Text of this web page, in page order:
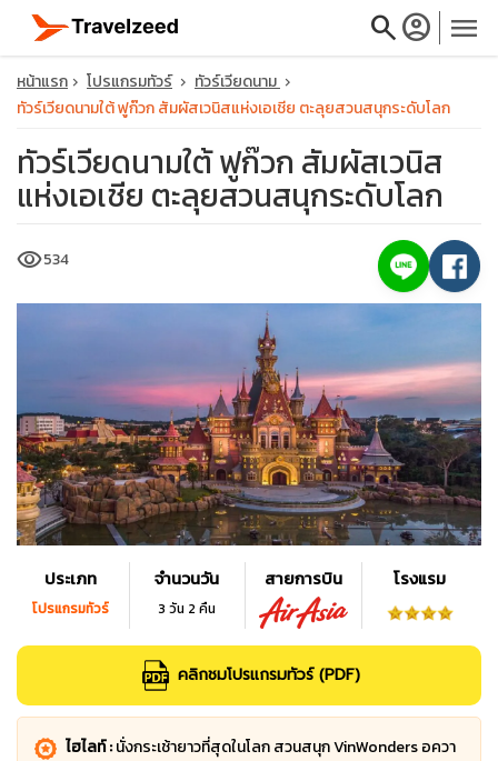
searchaccount_circle menu
close
travel_explore
search
หน้าแรก โปรแกรมทัวร์
ทัวร์เวียดนาม
ทัวร์เวียดนามใต้ ฟูก๊วก สัมผัสเวนิสแห่งเอเชีย ตะลุยสวนสนุกระดับโลก
ทัวร์เวียดนามใต้ ฟูก๊วก สัมผัสเวนิส
แห่งเอเชีย ตะลุยสวนสนุกระดับโลก
visibility534
ประเภท
โปรแกรมทัวร์
จำนวนวัน
3 วัน 2 คืน
สายการบิน โรงแรม
คลิกชมโปรแกรมทัวร์ (PDF)
ไฮไลท์ :นั่งกระเช้ายาวที่สุดในโลก สวนสนุก VinWonders อควา